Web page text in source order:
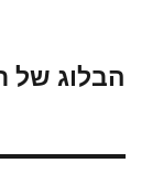
הבלוג של